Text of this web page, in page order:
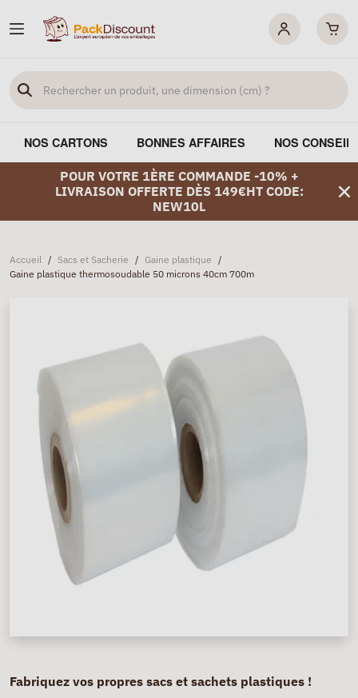
NOS CARTONS BONNES AFFAIRES NOS
POUR VOTRE 1ÈRE COMMANDE -10% +
LIVRAISON OFFERTE DÈS 149€HT CODE:
NEW10L
Accueil / Sacs et Sacherie / Gaine plastique /
Gaine plastique thermosoudable 50 microns 40cm 700m
Fabriquez vos propres sacs et sachets plastiques !